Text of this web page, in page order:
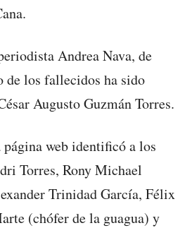
Andrea Nava, de
los fallecidos ha sido
Augusto Guzmán Torres.
web identificó a los
Torres, Rony Michael
Trinidad García, Félix
(chófer de la guagua) y